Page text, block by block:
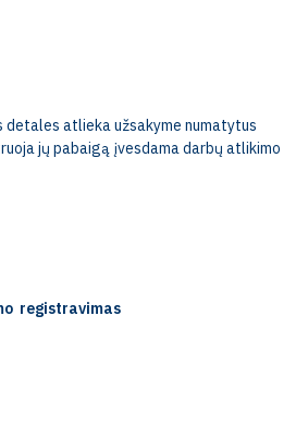
detales atlieka užsakyme numatytus
jų pabaigą įvesdama darbų atlikimo
registravimas